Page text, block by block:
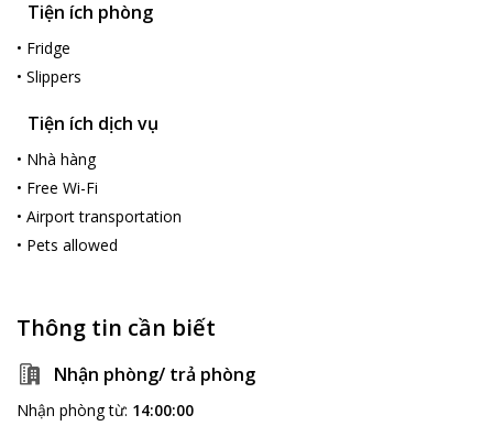
Tiện ích phòng
• Fridge
• Slippers
Tiện ích dịch vụ
• Nhà hàng
• Free Wi-Fi
• Airport transportation
• Pets allowed
Thông tin cần biết
Nhận phòng/ trả phòng
Nhận phòng từ: 14:00:00